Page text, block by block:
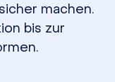
machen.
bis zur